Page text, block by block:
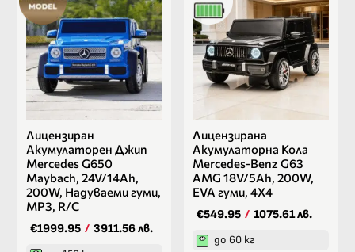
Лицензиран
Акумулаторен Джип
Mercedes G650
Maybach, 24V/14Ah,
200W, Надуваеми гуми,
МР3, R/C
€1999.95 / 3911.56 лв.
Лицензирана
Акумулаторна Кола
Mercedes-Benz G63
AMG 18V/5Ah, 200W,
EVA гуми, 4X4
€549.95 / 1075.61 лв.
до 60 кг